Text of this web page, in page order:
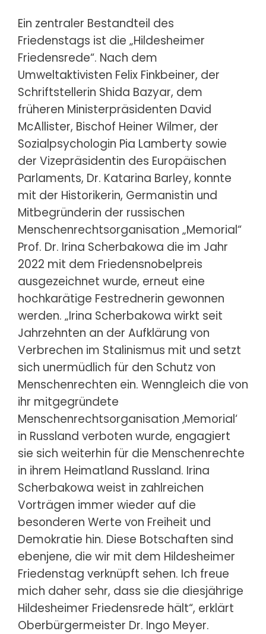
Ein zentraler Bestandteil des
Friedenstags ist die „Hildesheimer
Friedensrede“. Nach dem
Umweltaktivisten Felix Finkbeiner, der
Schriftstellerin Shida Bazyar, dem
früheren Ministerpräsidenten David
McAllister, Bischof Heiner Wilmer, der
Sozialpsychologin Pia Lamberty sowie
der Vizepräsidentin des Europäischen
Parlaments, Dr. Katarina Barley, konnte
mit der Historikerin, Germanistin und
Mitbegründerin der russischen
Menschenrechtsorganisation „Memorial“
Prof. Dr. Irina Scherbakowa die im Jahr
2022 mit dem Friedensnobelpreis
ausgezeichnet wurde, erneut eine
hochkarätige Festrednerin gewonnen
werden. „Irina Scherbakowa wirkt seit
Jahrzehnten an der Aufklärung von
Verbrechen im Stalinismus mit und setzt
sich unermüdlich für den Schutz von
Menschenrechten ein. Wenngleich die von
ihr mitgegründete
Menschenrechtsorganisation ‚Memorial‘
in Russland verboten wurde, engagiert
sie sich weiterhin für die Menschenrechte
in ihrem Heimatland Russland. Irina
Scherbakowa weist in zahlreichen
Vorträgen immer wieder auf die
besonderen Werte von Freiheit und
Demokratie hin. Diese Botschaften sind
ebenjene, die wir mit dem Hildesheimer
Friedenstag verknüpft sehen. Ich freue
mich daher sehr, dass sie die diesjährige
Hildesheimer Friedensrede hält“, erklärt
Oberbürgermeister Dr. Ingo Meyer.